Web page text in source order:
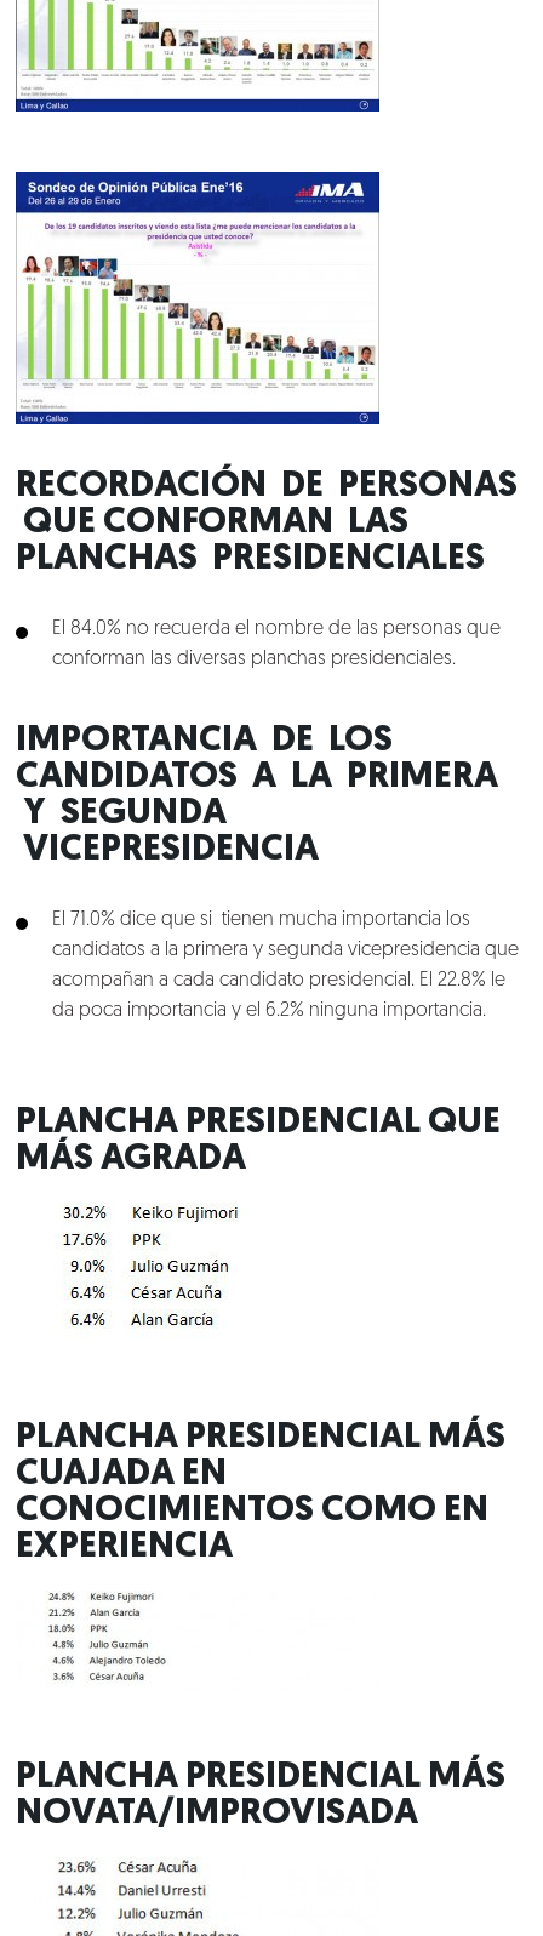
Nosotros
Lo que hacemos
Blog
Talento
RECORDACIÓN DE PERSONAS
QUE CONFORMAN LAS
PLANCHAS PRESIDENCIALES
El 84.0% no recuerda el nombre de las personas que
conforman las diversas planchas presidenciales.
IMPORTANCIA DE LOS
CANDIDATOS A LA PRIMERA
Y SEGUNDA
VICEPRESIDENCIA
El 71.0% dice que si tienen mucha importancia los
candidatos a la primera y segunda vicepresidencia que
acompañan a cada candidato presidencial. El 22.8% le
da poca importancia y el 6.2% ninguna importancia.
PLANCHA PRESIDENCIAL QUE
MÁS AGRADA
PLANCHA PRESIDENCIAL MÁS
CUAJADA EN
CONOCIMIENTOS COMO EN
EXPERIENCIA
PLANCHA PRESIDENCIAL MÁS
NOVATA/IMPROVISADA